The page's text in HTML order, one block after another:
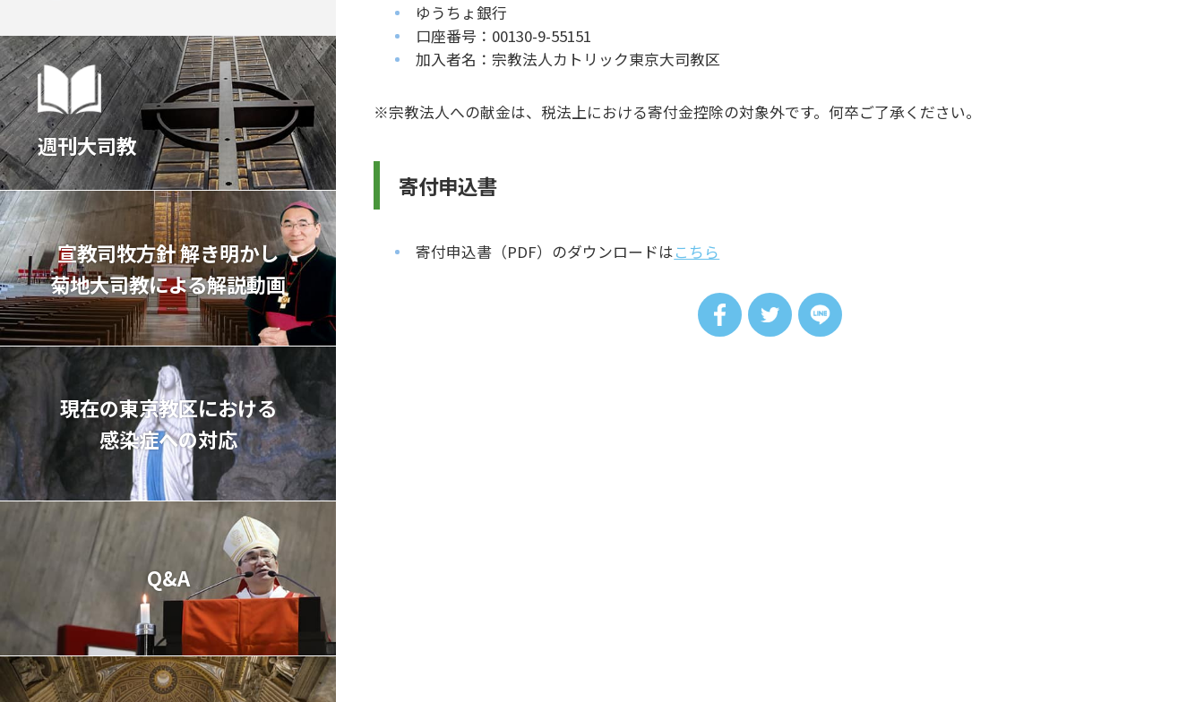
ゆうちょ銀行
口座番号：00130-9-55151
加入者名：宗教法人カトリック東京大司教区
※宗教法人への献金は、税法上における寄付金控除の対象外です。何卒ご了承ください。
寄付申込書
寄付申込書（PDF）のダウンロードはこちら
週刊大司教
宣教司牧⽅針 解き明かし
菊地⼤司教による解説動画
現在の東京教区における
感染症への対応
Q&A